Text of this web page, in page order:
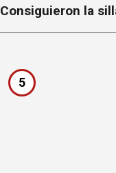
Consiguieron la
5